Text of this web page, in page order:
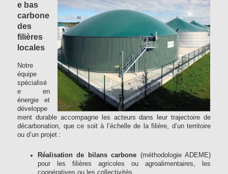
e bas
carbone
des
filières
locales
Notre
équipe
spécialisé
e en
énergie et
développe
ment durable accompagne les acteurs dans leur trajectoire de
décarbonation, que ce soit à l’échelle de la filière, d’un territoire
ou d’un projet :
Réalisation de bilans carbone (méthodologie ADEME)
pour les filières agricoles ou agroalimentaires, les